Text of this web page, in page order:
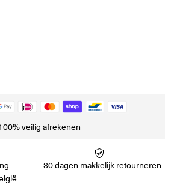
veilig afrekenen
30 dagen makkelijk retourneren